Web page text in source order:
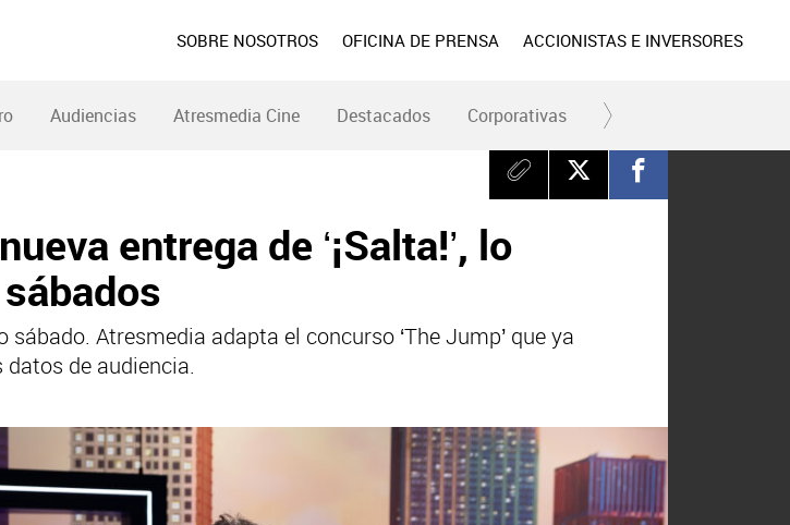
SOBRE NOSOTROS OFICINA DE PRENSA ACCIONISTAS E INVERSORES
Audiencias Atresmedia Cine Destacados Corporativas RC y Fundación
entrega de ‘¡Salta!’, lo
sábado. Atresmedia adapta el concurso ‘The Jump’ que ya
de audiencia.